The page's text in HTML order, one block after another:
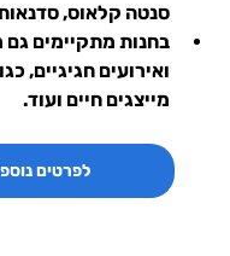
סנטה קלאוס, סדנאות
בחנות מתקיימים גם
ואירועים חגיגיים,
מייצגים חיים ועוד.
לפרטים